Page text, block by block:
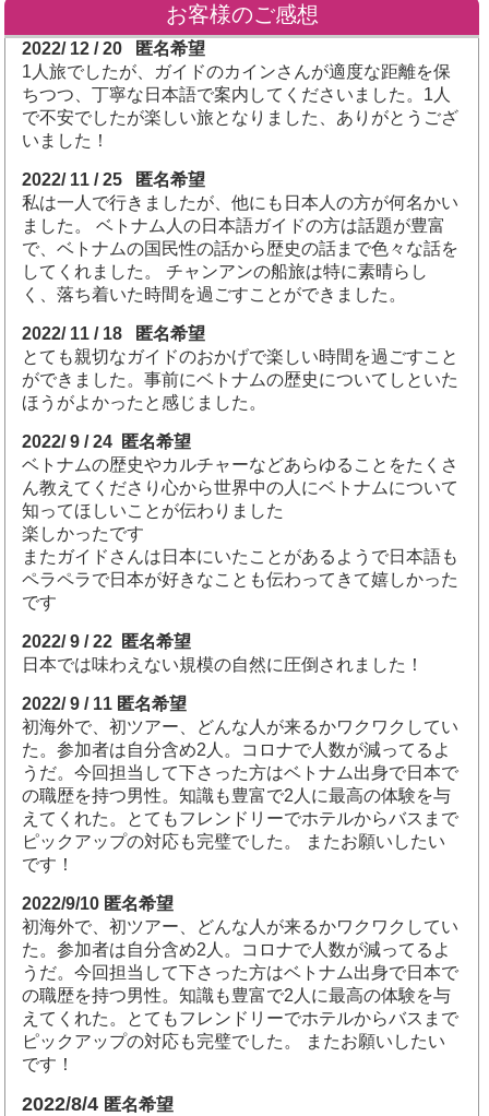
お客様のご感想
2022/ 12 / 20 匿名希望
1人旅でしたが、ガイドのカインさんが適度な距離を保
ちつつ、丁寧な日本語で案内してくださいました。1人
で不安でしたが楽しい旅となりました、ありがとうござ
いました！
2022/ 11 / 25 匿名希望
私は一人で行きましたが、他にも日本人の方が何名かい
ました。 ベトナム人の日本語ガイドの方は話題が豊富
で、ベトナムの国民性の話から歴史の話まで色々な話を
してくれました。 チャンアンの船旅は特に素晴らし
く、落ち着いた時間を過ごすことができました。
2022/ 11 / 18 匿名希望
とても親切なガイドのおかげで楽しい時間を過ごすこと
ができました。事前にベトナムの歴史についてしといた
ほうがよかったと感じました。
2022/ 9 / 24 匿名希望
ベトナムの歴史やカルチャーなどあらゆることをたくさ
ん教えてくださり心から世界中の人にベトナムについて
知ってほしいことが伝わりました
楽しかったです
またガイドさんは日本にいたことがあるようで日本語も
ペラペラで日本が好きなことも伝わってきて嬉しかった
です
2022/ 9 / 22 匿名希望
日本では味わえない規模の自然に圧倒されました！
2022/ 9 / 11 匿名希望
初海外で、初ツアー、どんな人が来るかワクワクしてい
た。参加者は自分含め2人。コロナで人数が減ってるよ
うだ。今回担当して下さった方はベトナム出身で日本で
の職歴を持つ男性。知識も豊富で2人に最高の体験を与
えてくれた。とてもフレンドリーでホテルからバスまで
ピックアップの対応も完璧でした。 またお願いしたい
です！
2022/9/10 匿名希望
初海外で、初ツアー、どんな人が来るかワクワクしてい
た。参加者は自分含め2人。コロナで人数が減ってるよ
うだ。今回担当して下さった方はベトナム出身で日本で
の職歴を持つ男性。知識も豊富で2人に最高の体験を与
えてくれた。とてもフレンドリーでホテルからバスまで
ピックアップの対応も完璧でした。 またお願いしたい
です！
2022/8/4 匿名希望